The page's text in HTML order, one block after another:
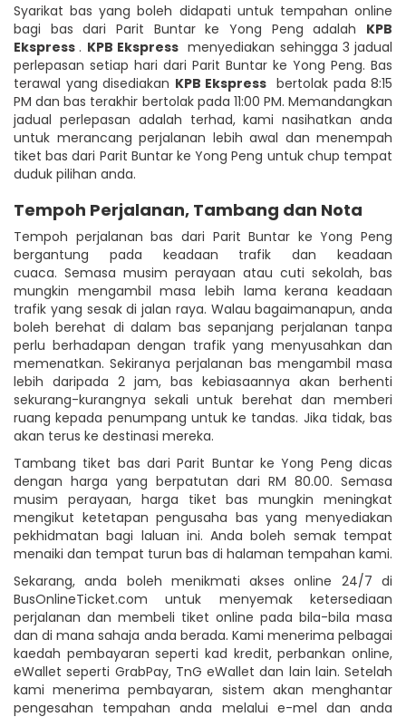
Syarikat bas yang boleh didapati untuk tempahan online
bagi bas dari Parit Buntar ke Yong Peng adalah KPB
Ekspress . KPB Ekspressmenyediakan sehingga 3 jadual
perlepasan setiap hari dari Parit Buntar ke Yong Peng. Bas
terawal yang disediakan KPB Ekspress bertolak pada 8:15
PM dan bas terakhir bertolak pada 11:00 PM. Memandangkan
jadual perlepasan adalah terhad, kami nasihatkan anda
untuk merancang perjalanan lebih awal dan menempah
tiket bas dari Parit Buntar ke Yong Peng untuk chup tempat
duduk pilihan anda.
Tempoh Perjalanan, Tambang dan Nota
Tempoh perjalanan bas dari Parit Buntar ke Yong Peng
bergantung pada keadaan trafik dan keadaan
cuaca. Semasa musim perayaan atau cuti sekolah, bas
mungkin mengambil masa lebih lama kerana keadaan
trafik yang sesak di jalan raya. Walau bagaimanapun, anda
boleh berehat di dalam bas sepanjang perjalanan tanpa
perlu berhadapan dengan trafik yang menyusahkan dan
memenatkan. Sekiranya perjalanan bas mengambil masa
lebih daripada 2 jam, bas kebiasaannya akan berhenti
sekurang-kurangnya sekali untuk berehat dan memberi
ruang kepada penumpang untuk ke tandas. Jika tidak, bas
akan terus ke destinasi mereka.
Tambang tiket bas dari Parit Buntar ke Yong Peng dicas
dengan harga yang berpatutan dari RM 80.00. Semasa
musim perayaan, harga tiket bas mungkin meningkat
mengikut ketetapan pengusaha bas yang menyediakan
pekhidmatan bagi laluan ini. Anda boleh semak tempat
menaiki dan tempat turun bas di halaman tempahan kami.
Sekarang, anda boleh menikmati akses online 24/7 di
BusOnlineTicket.com untuk menyemak ketersediaan
perjalanan dan membeli tiket online pada bila-bila masa
dan di mana sahaja anda berada. Kami menerima pelbagai
kaedah pembayaran seperti kad kredit, perbankan online,
eWallet seperti GrabPay, TnG eWallet dan lain lain. Setelah
kami menerima pembayaran, sistem akan menghantar
pengesahan tempahan anda melalui e-mel dan anda